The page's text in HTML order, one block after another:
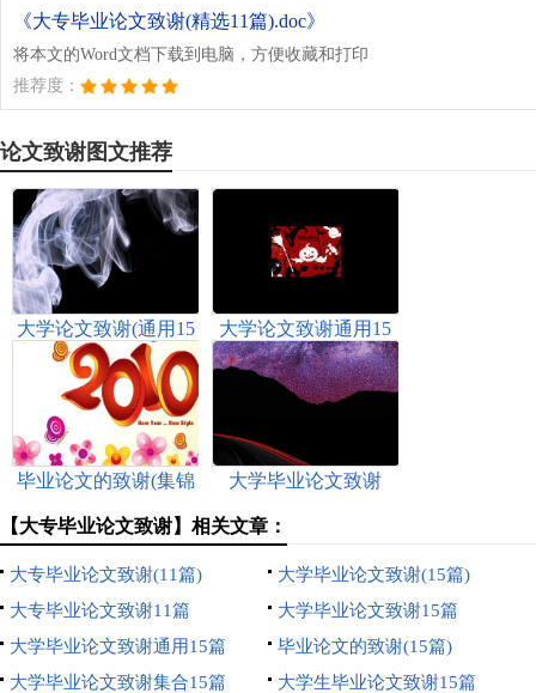
《大专毕业论文致谢(精选11篇).doc》
将本文的Word文档下载到电脑，方便收藏和打印
推荐度：
论文致谢图文推荐
大学论文致谢(通用15
篇)
大学论文致谢通用15
篇
毕业论文的致谢(集锦
大学毕业论文致谢
【大专毕业论文致谢】相关文章：
大专毕业论文致谢(11篇)
大学毕业论文致谢(15篇)
大专毕业论文致谢11篇
大学毕业论文致谢15篇
大学毕业论文致谢通用15篇
毕业论文的致谢(15篇)
大学毕业论文致谢集合15篇
大学生毕业论文致谢15篇